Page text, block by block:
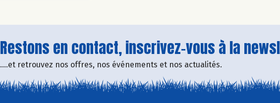
Restons en contact, inscrivez-vous à la
....et retrouvez nos offres, nos événements et nos actualités.